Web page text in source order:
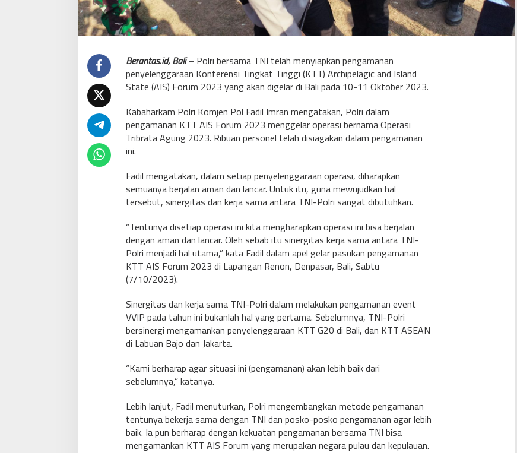
Berantas.id, Bali– Polri bersama TNI telah menyiapkan pengamanan
penyelenggaraan Konferensi Tingkat Tinggi (KTT) Archipelagic and Island
State (AIS) Forum 2023 yang akan digelar di Bali pada 10-11 Oktober 2023.
Kabaharkam Polri Komjen Pol Fadil Imran mengatakan, Polri dalam
pengamanan KTT AIS Forum 2023 menggelar operasi bernama Operasi
Tribrata Agung 2023. Ribuan personel telah disiagakan dalam pengamanan
ini.
Fadil mengatakan, dalam setiap penyelenggaraan operasi, diharapkan
semuanya berjalan aman dan lancar. Untuk itu, guna mewujudkan hal
tersebut, sinergitas dan kerja sama antara TNI-Polri sangat dibutuhkan.
“Tentunya disetiap operasi ini kita mengharapkan operasi ini bisa berjalan
dengan aman dan lancar. Oleh sebab itu sinergitas kerja sama antara TNI-
Polri menjadi hal utama,” kata Fadil dalam apel gelar pasukan pengamanan
KTT AIS Forum 2023 di Lapangan Renon, Denpasar, Bali, Sabtu
(7/10/2023).
Sinergitas dan kerja sama TNI-Polri dalam melakukan pengamanan event
VVIP pada tahun ini bukanlah hal yang pertama. Sebelumnya, TNI-Polri
bersinergi mengamankan penyelenggaraan KTT G20 di Bali, dan KTT ASEAN
di Labuan Bajo dan Jakarta.
“Kami berharap agar situasi ini (pengamanan) akan lebih baik dari
sebelumnya,” katanya.
Lebih lanjut, Fadil menuturkan, Polri mengembangkan metode pengamanan
tentunya bekerja sama dengan TNI dan posko-posko pengamanan agar lebih
baik. Ia pun berharap dengan kekuatan pengamanan bersama TNI bisa
mengamankan KTT AIS Forum yang merupakan negara pulau dan kepulauan.